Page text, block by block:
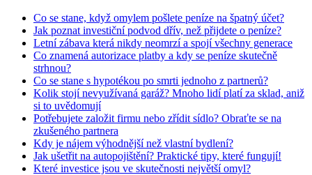
Co se stane, když omylem pošlete peníze na špatný účet?
Jak poznat investiční podvod dřív, než přijdete o peníze?
Letní zábava která nikdy neomrzí a spojí všechny generace
Co znamená autorizace platby a kdy se peníze skutečně
strhnou?
Co se stane s hypotékou po smrti jednoho z partnerů?
Kolik stojí nevyužívaná garáž? Mnoho lidí platí za sklad, aniž
si to uvědomují
Potřebujete založit firmu nebo zřídit sídlo? Obraťte se na
zkušeného partnera
Kdy je nájem výhodnější než vlastní bydlení?
Jak ušetřit na autopojištění? Praktické tipy, které fungují!
Které investice jsou ve skutečnosti největší omyl?